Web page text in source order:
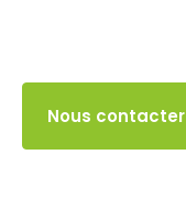
Nous contacter